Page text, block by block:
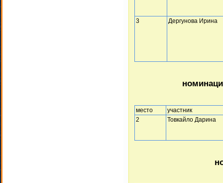
3 Дергунова Ирина
место
участник
2
Товкайло Дарина